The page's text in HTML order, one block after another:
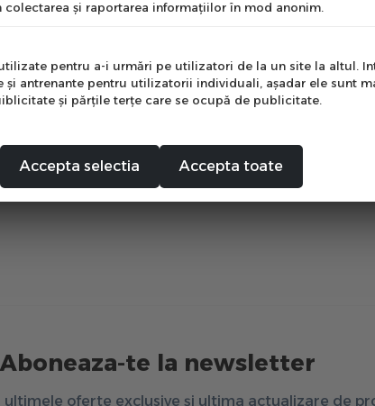
Aboneaza-te la newsletter
ultimele oferte exclusive și ultima actualizare de
şi raportarea informaţiilor în mod anonim.
pentru a-i urmări pe utilizatori de la un site la altul.
şi antrenante pentru utilizatorii individuali, aşadar ele sunt
şi părţile terţe care se ocupă de publicitate.
Accepta selectia Accepta toate